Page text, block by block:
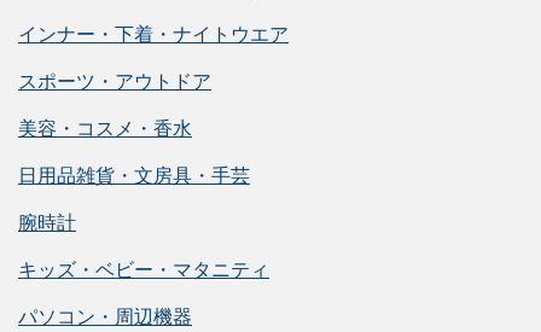
インナー・下着・ナイトウエア
スポーツ・アウトドア
美容・コスメ・香水
日用品雑貨・文房具・手芸
腕時計
キッズ・ベビー・マタニティ
パソコン・周辺機器